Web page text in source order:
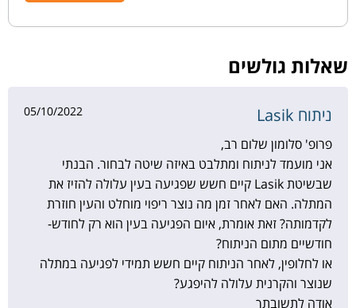
שאלות גולשים
ניתוח Lasik 05/10/2022
פרופ' סלומון שלום רב,
אני מועמד לניתוח ומתלבט באיזה שיטה לבחור. הבנתי
שבשיטת Lasik קיים חשש שפגיעה בעין עלולה להזיז את
המתלה. האם לאחר זמן מה נוצר ריפוי מוחלט והעין חוזרת
לקדמותה? זאת אומרת, איום הפגיעה בעין הוא רק לחודש-
חודשיים מתום הניתוח?
או לחלופין, לאחר הניתוח קיים חשש תמידי לפגיעה במתלה
שנוצר והקרנית עלולה להיפגע?
אודה לתשובתך